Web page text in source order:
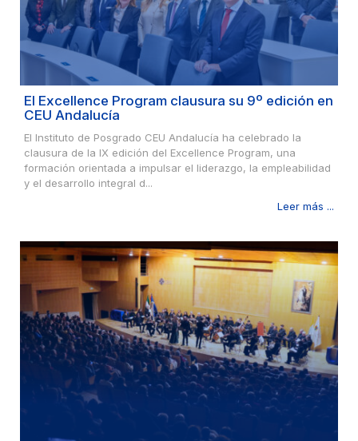
El Excellence Program clausura su 9º edición en
CEU Andalucía
El Instituto de Posgrado CEU Andalucía ha celebrado la
clausura de la IX edición del Excellence Program, una
formación orientada a impulsar el liderazgo, la empleabilidad
y el desarrollo integral d...
Leer más ...